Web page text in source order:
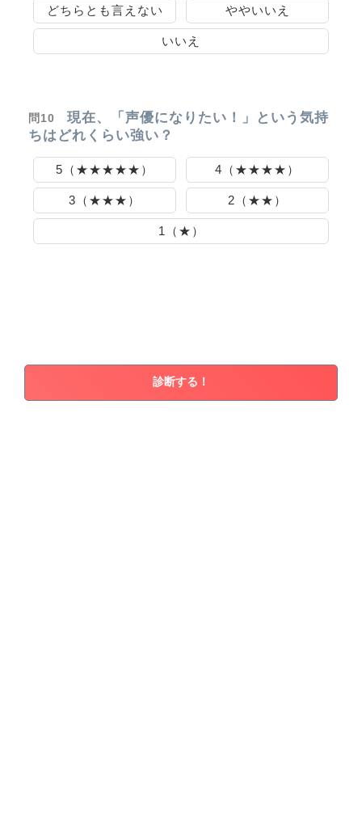
どちらとも言えない ややいいえ
いいえ
問10
現在、「声優になりたい！」という気持
ちはどれくらい強い？
5（★★★★★） 4（★★★★）
3（★★★） 2（★★）
1（★）